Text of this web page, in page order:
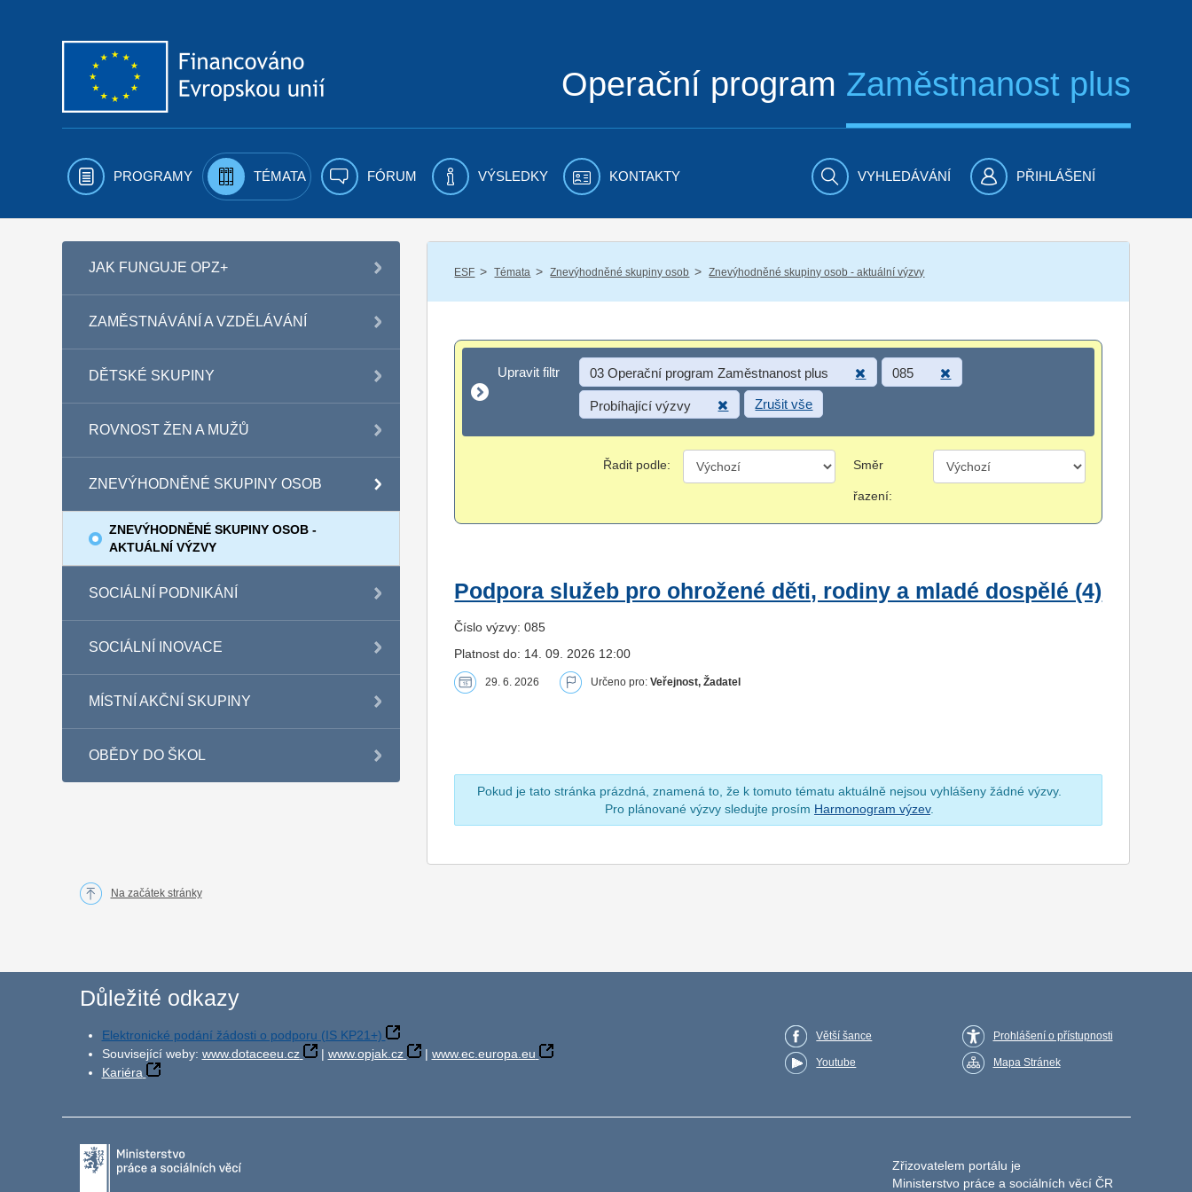
Operační program Zaměstnanost plus
PROGRAMY TÉMATA FÓRUM VÝSLEDKY KONTAKTY VYHLEDÁVÁNÍ PŘIHLÁŠENÍ
JAK FUNGUJE OPZ+
ZAMĚSTNÁVÁNÍ A VZDĚLÁVÁNÍ
DĚTSKÉ SKUPINY
ROVNOST ŽEN A MUŽŮ
ZNEVÝHODNĚNÉ SKUPINY OSOB
ZNEVÝHODNĚNÉ SKUPINY OSOB -
AKTUÁLNÍ VÝZVY
SOCIÁLNÍ PODNIKÁNÍ
SOCIÁLNÍ INOVACE
MÍSTNÍ AKČNÍ SKUPINY
OBĚDY DO ŠKOL
ESF / Témata / Znevýhodněné skupiny osob / Znevýhodněné skupiny osob - aktuální výzvy
Upravit filtr
Upravit filtr 03 Operační program Zaměstnanost plus 085
Probíhající výzvy Zrušit vše
Řadit podle: Směr
řazení:
Podpora služeb pro ohrožené děti, rodiny a mladé dospělé (4)
Číslo výzvy: 085
Platnost do: 14. 09. 2026 12:00
29. 6. 2026 Určeno pro:Veřejnost, Žadatel
Pokud je tato stránka prázdná, znamená to, že k tomuto tématu aktuálně nejsou vyhlášeny žádné výzvy.
Pro plánované výzvy sledujte prosím Harmonogram výzev.
Na začátek stránky
Důležité odkazy
Elektronické podání žádosti o podporu (IS KP21+)
Související weby: www.dotaceeu.cz | www.opjak.cz | www.ec.europa.eu
Kariéra
Větší šance
Youtube
Prohlášení o přístupnosti
Mapa Stránek
Zřizovatelem portálu je
Ministerstvo práce a sociálních věcí ČR